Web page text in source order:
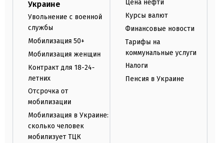
Украине
Увольнение с военной
службы
Мобилизация 50+
Мобилизация женщин
Контракт для 18-24-
летних
Отсрочка от
мобилизации
Мобилизация в Украине:
сколько человек
мобилизует ТЦК
Цена нефти
Курсы валют
Финансовые новости
Тарифы на
коммунальные услуги
Налоги
Пенсия в Украине